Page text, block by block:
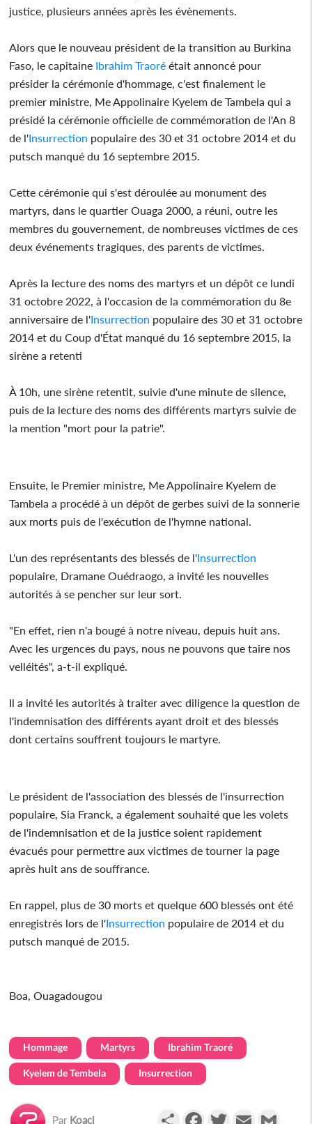
justice, plusieurs années après les évènements.
Alors que le nouveau président de la transition au Burkina
Faso, le capitaine Ibrahim Traoré était annoncé pour
présider la cérémonie d'hommage, c'est finalement le
premier ministre, Me Appolinaire Kyelem de Tambela qui a
présidé la cérémonie officielle de commémoration de l'An 8
de l'Insurrection populaire des 30 et 31 octobre 2014 et du
putsch manqué du 16 septembre 2015.
Cette cérémonie qui s'est déroulée au monument des
martyrs, dans le quartier Ouaga 2000, a réuni, outre les
membres du gouvernement, de nombreuses victimes de ces
deux événements tragiques, des parents de victimes.
Après la lecture des noms des martyrs et un dépôt ce lundi
31 octobre 2022, à l'occasion de la commémoration du 8e
anniversaire de l'Insurrection populaire des 30 et 31 octobre
2014 et du Coup d'État manqué du 16 septembre 2015, la
sirène a retenti
À 10h, une sirène retentit, suivie d'une minute de silence,
puis de la lecture des noms des différents martyrs suivie de
la mention "mort pour la patrie".
Ensuite, le Premier ministre, Me Appolinaire Kyelem de
Tambela a procédé à un dépôt de gerbes suivi de la sonnerie
aux morts puis de l'exécution de l'hymne national.
L'un des représentants des blessés de l'Insurrection
populaire, Dramane Ouédraogo, a invité les nouvelles
autorités à se pencher sur leur sort.
"En effet, rien n'a bougé à notre niveau, depuis huit ans.
Avec les urgences du pays, nous ne pouvons que taire nos
velléités", a-t-il expliqué.
Il a invité les autorités à traiter avec diligence la question de
l'indemnisation des différents ayant droit et des blessés
dont certains souffrent toujours le martyre.
Le président de l'association des blessés de l'insurrection
populaire, Sia Franck, a également souhaité que les volets
de l'indemnisation et de la justice soient rapidement
évacués pour permettre aux victimes de tourner la page
après huit ans de souffrance.
En rappel, plus de 30 morts et quelque 600 blessés ont été
enregistrés lors de l'Insurrection populaire de 2014 et du
putsch manqué de 2015.
Boa, Ouagadougou
Hommage Martyrs Ibrahim Traoré
Kyelem de Tembela Insurrection
Par Koaci PartagerFacebookTwitterEmail